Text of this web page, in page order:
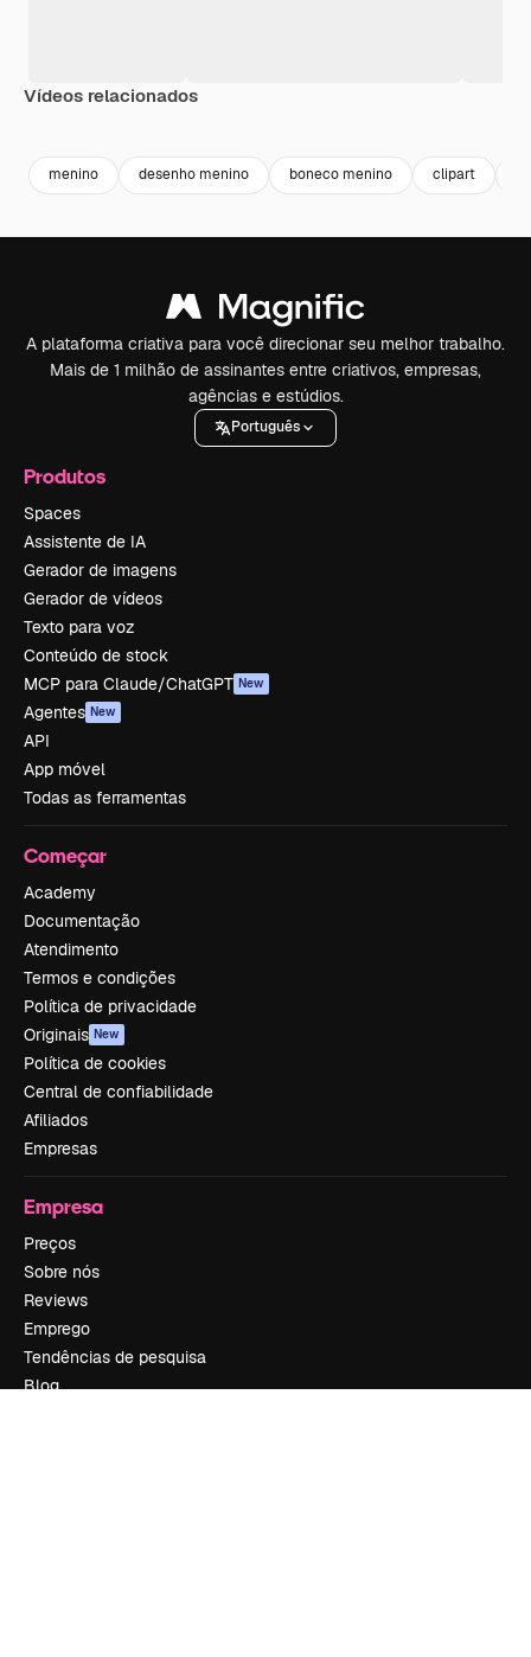
Vídeos relacionados
menino desenho menino boneco menino clipart
A plataforma criativa para você direcionar seu melhor trabalho.
Mais de 1 milhão de assinantes entre criativos, empresas,
agências e estúdios.
Português
Produtos
Spaces
Assistente de IA
Gerador de imagens
Gerador de vídeos
Texto para voz
Conteúdo de stock
MCP para Claude/ChatGPT New
Agentes New
API
App móvel
Todas as ferramentas
Começar
Academy
Documentação
Atendimento
Termos e condições
Política de privacidade
Originais New
Política de cookies
Central de confiabilidade
Afiliados
Empresas
Empresa
Preços
Sobre nós
Reviews
Emprego
Tendências de pesquisa
Blog